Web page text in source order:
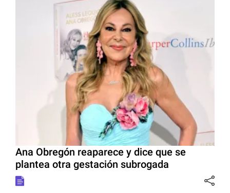
Ana Obregón reaparece y dice que se
plantea otra gestación subrogada